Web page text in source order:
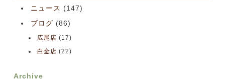
ニュース (147)
ブログ (86)
広尾店 (17)
白金店 (22)
Archive